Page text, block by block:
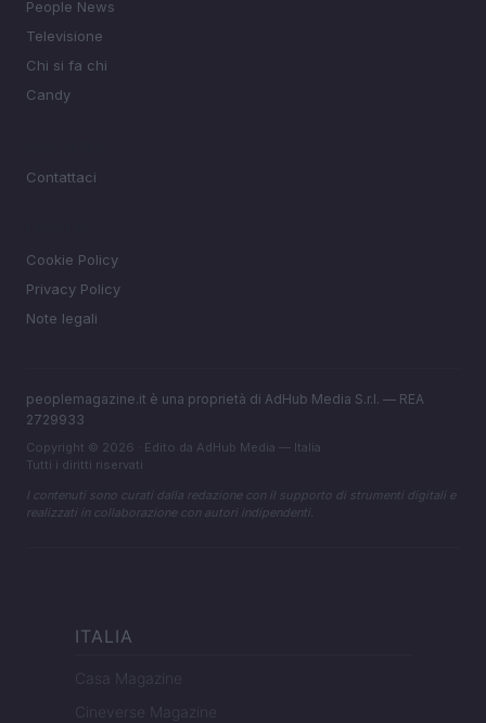
People News
Televisione
Chi si fa chi
Candy
Contattaci
Cookie Policy
Privacy Policy
Note legali
peoplemagazine.it è una proprietà di AdHub Media S.r.l. — REA
2729933
Copyright © 2026 · Edito da AdHub Media — Italia
Tutti i diritti riservati
I contenuti sono curati dalla redazione con il supporto di strumenti digitali e
realizzati in collaborazione con autori indipendenti.
ITALIA
Casa Magazine
Cineverse Magazine